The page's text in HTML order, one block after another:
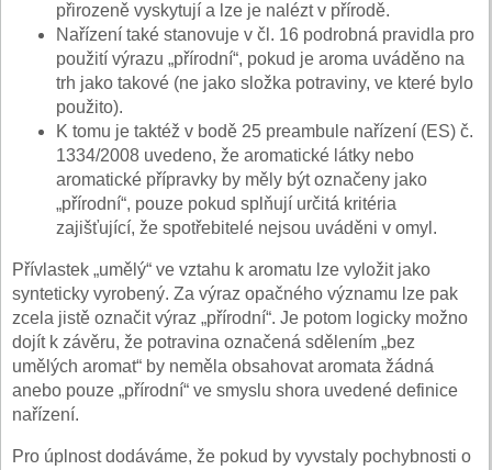
přirozeně vyskytují a lze je nalézt v přírodě.
Nařízení také stanovuje v čl. 16 podrobná pravidla pro
použití výrazu „přírodní“, pokud je aroma uváděno na
trh jako takové (ne jako složka potraviny, ve které bylo
použito).
K tomu je taktéž v bodě 25 preambule nařízení (ES) č.
1334/2008 uvedeno, že aromatické látky nebo
aromatické přípravky by měly být označeny jako
„přírodní“, pouze pokud splňují určitá kritéria
zajišťující, že spotřebitelé nejsou uváděni v omyl.
Přívlastek „umělý“ ve vztahu k aromatu lze vyložit jako
synteticky vyrobený. Za výraz opačného významu lze pak
zcela jistě označit výraz „přírodní“. Je potom logicky možno
dojít k závěru, že potravina označená sdělením „bez
umělých aromat“ by neměla obsahovat aromata žádná
anebo pouze „přírodní“ ve smyslu shora uvedené definice
nařízení.
Pro úplnost dodáváme, že pokud by vyvstaly pochybnosti o